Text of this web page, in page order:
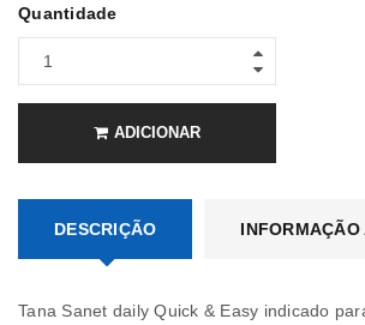
Quantidade
ADICIONAR
DESCRIÇÃO
Tana Sanet daily Quick & Easy indicado